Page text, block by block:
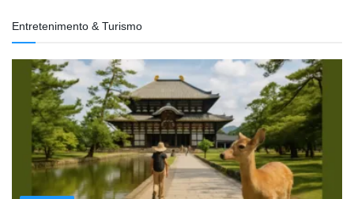
Entretenimento & Turismo